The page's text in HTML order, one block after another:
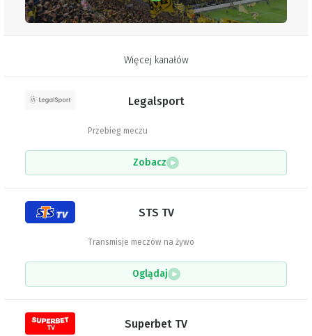
Więcej kanałów
Legalsport
Przebieg meczu
Zobacz
STS TV
Transmisje meczów na żywo
Oglądaj
Superbet TV